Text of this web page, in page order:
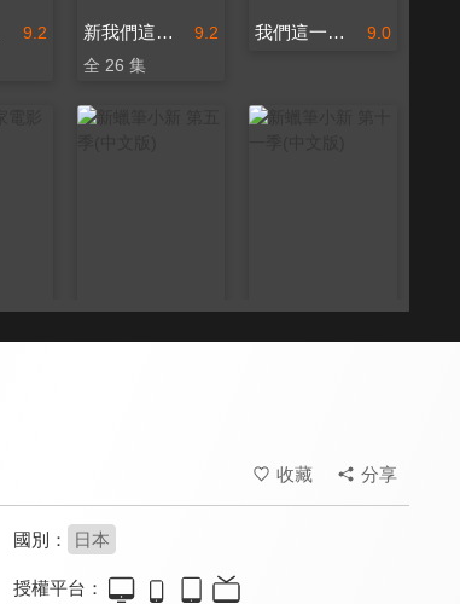
9.2 9.2
新我們這一家
全 26 集
9.0
我們這一家-超能力花媽
收藏 分享
國別： 日本
授權平台：